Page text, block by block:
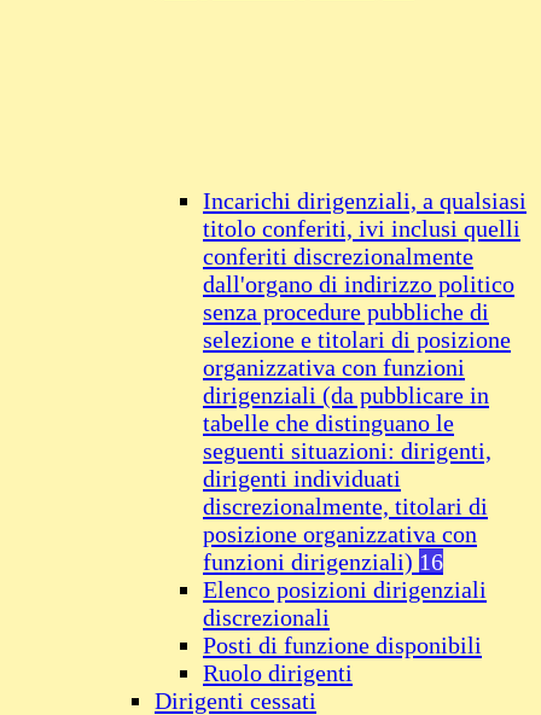
Incarichi dirigenziali, a qualsiasi
titolo conferiti, ivi inclusi quelli
conferiti discrezionalmente
dall'organo di indirizzo politico
senza procedure pubbliche di
selezione e titolari di posizione
organizzativa con funzioni
dirigenziali (da pubblicare in
tabelle che distinguano le
seguenti situazioni: dirigenti,
dirigenti individuati
discrezionalmente, titolari di
posizione organizzativa con
funzioni dirigenziali) 16
Elenco posizioni dirigenziali
discrezionali
Posti di funzione disponibili
Ruolo dirigenti
Dirigenti cessati